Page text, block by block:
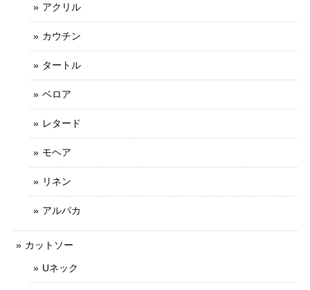
アクリル
カウチン
タートル
ベロア
レタード
モヘア
リネン
アルパカ
カットソー
Uネック